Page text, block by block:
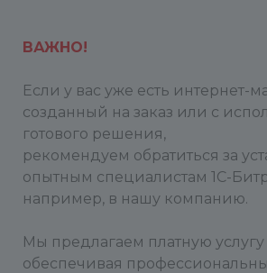
ВАЖНО!
Если у вас уже есть интернет-
созданный на заказ или с
готового решения,
рекомендуем обратиться за
опытным специалистам 1С-
например, в нашу компанию.
Мы предлагаем платную услугу
обеспечивая